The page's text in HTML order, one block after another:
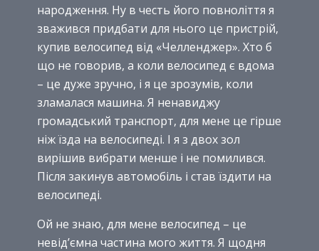
народження. Ну в честь його повноліття я
зважився придбати для нього це пристрій,
купив велосипед від «Челленджер». Хто б
що не говорив, а коли велосипед є вдома
– це дуже зручно, і я це зрозумів, коли
зламалася машина. Я ненавиджу
громадський транспорт, для мене це гірше
ніж їзда на велосипеді. І я з двох зол
вирішив вибрати менше і не помилився.
Після закинув автомобіль і став їздити на
велосипеді.
Ой не знаю, для мене велосипед – це
невід’ємна частина мого життя. Я щодня